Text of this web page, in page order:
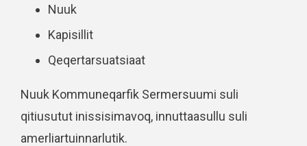
Nuuk
Kapisillit
Qeqertarsuatsiaat
Nuuk Kommuneqarfik Sermersuumi suli
qitiusutut inissisimavoq, innuttaasullu suli
amerliartuinnarlutik.